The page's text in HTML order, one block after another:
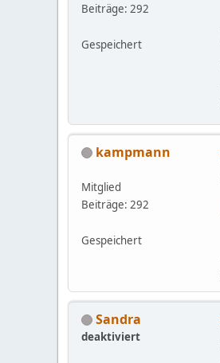
Beiträge: 292
Gespeichert
kampmann
Mitglied
Beiträge: 292
Gespeichert
Sandra
deaktiviert